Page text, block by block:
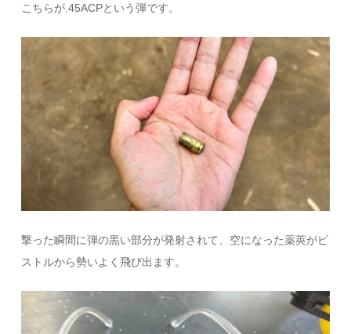
こちらが.45ACPという弾です。
撃った瞬間に弾の黒い部分が発射されて、空になった薬莢がピ
ストルから勢いよく飛び出ます。